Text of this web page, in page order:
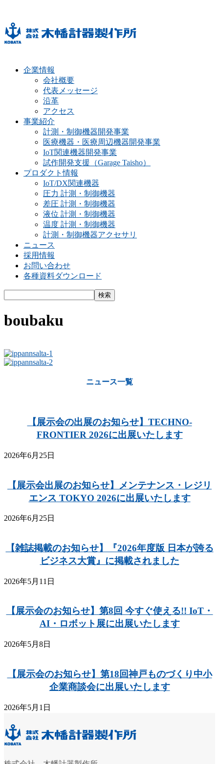
企業情報
会社概要
代表メッセージ
沿革
アクセス
事業紹介
計測・制御機器開発事業
医療機器・医療周辺機器開発事業
IoT関連機器開発事業
試作開発支援（Garage Taisho）
プロダクト情報
IoT/DX関連機器
圧力 計測・制御機器
差圧 計測・制御機器
液位 計測・制御機器
温度 計測・制御機器
計測・制御機器アクセサリ
ニュース
採用情報
お問い合わせ
各種資料ダウンロード
boubaku
ニュース一覧
【展示会の出展のお知らせ】TECHNO-
FRONTIER 2026に出展いたします
2026年6月25日
【展示会出展のお知らせ】メンテナンス・レジリ
エンス TOKYO 2026に出展いたします
2026年6月25日
【雑誌掲載のお知らせ】『2026年度版 日本が誇る
ビジネス大賞』に掲載されました
2026年5月11日
【展示会のお知らせ】第8回 今すぐ使える!! IoT・
AI・ロボット展に出展いたします
2026年5月8日
【展示会のお知らせ】第18回神戸ものづくり中小
企業商談会に出展いたします
2026年5月1日